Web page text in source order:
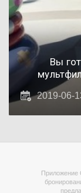
Вы
2019-06-
Приложение